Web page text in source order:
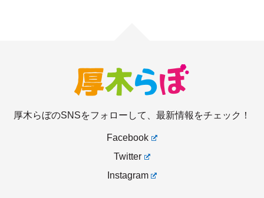
厚木らぼのSNSをフォローして、最新情報をチェック！
Facebook
Twitter
Instagram